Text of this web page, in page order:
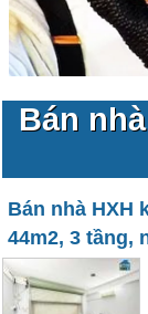
Bán
Bán nhà HXH
44m2, 3 tầng,